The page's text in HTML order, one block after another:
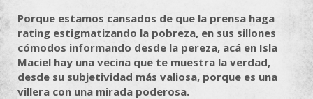
Porque estamos cansados de que la prensa haga
rating estigmatizando la pobreza, en sus sillones
cómodos informando desde la pereza, acá en Isla
Maciel hay una vecina que te muestra la verdad,
desde su subjetividad más valiosa, porque es una
villera con una mirada poderosa.